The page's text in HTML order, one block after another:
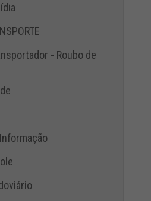
- Roubo de